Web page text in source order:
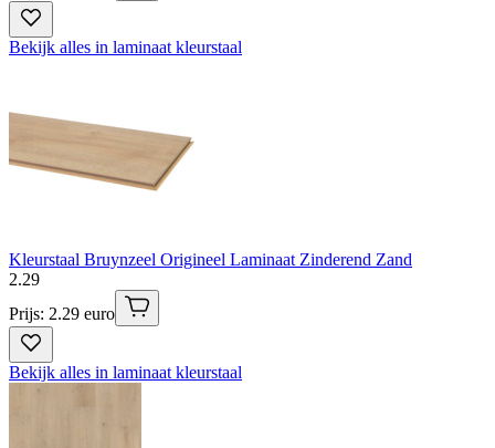
Bekijk alles in laminaat kleurstaal
Kleurstaal Bruynzeel Origineel Laminaat Zinderend Zand
2.29
Prijs: 2.29 euro
Bekijk alles in laminaat kleurstaal